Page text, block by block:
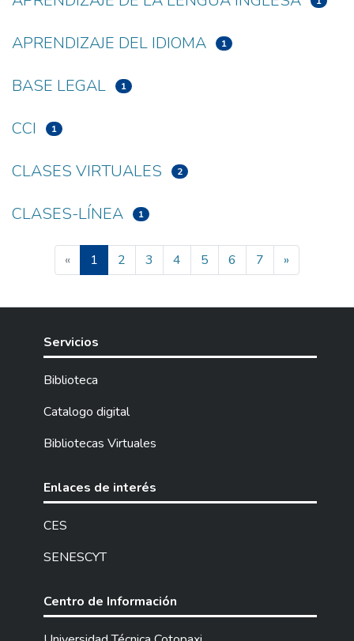
APRENDIZAJE DEL IDIOMA 1
BASE LEGAL 1
CCI 1
CLASES VIRTUALES 2
CLASES-LÍNEA 1
« 1 (current)
2 3 4 5 6 7 »
Servicios
Biblioteca
Catalogo digital
Bibliotecas Virtuales
Enlaces de interés
CES
SENESCYT
Centro de Información